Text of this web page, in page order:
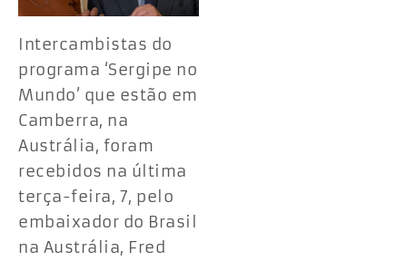
Intercambistas do
programa ‘Sergipe no
Mundo’ que estão em
Camberra, na
Austrália, foram
recebidos na última
terça-feira, 7, pelo
embaixador do Brasil
na Austrália, Fred